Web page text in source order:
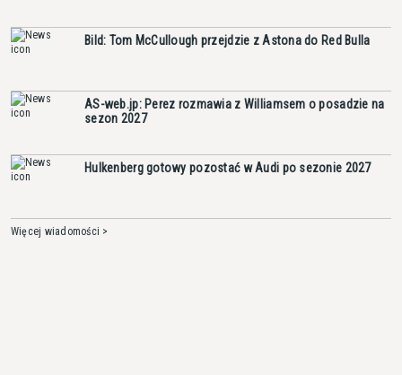
Bild: Tom McCullough przejdzie z Astona do Red Bulla
AS-web.jp: Perez rozmawia z Williamsem o posadzie na
sezon 2027
Hulkenberg gotowy pozostać w Audi po sezonie 2027
Więcej wiadomości >